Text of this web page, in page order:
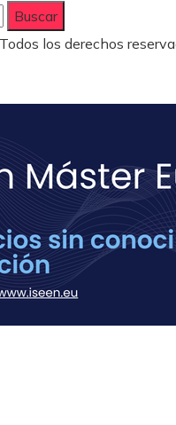
los derechos